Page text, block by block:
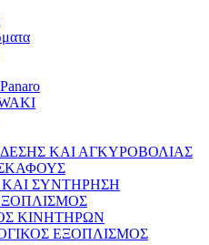
ΚΑΙ ΑΓΚΥΡΟΒΟΛΙΑΣ
ΚΑΙ ΣΥΝΤΗΡΗΣΗ
ΚΙΝΗΤΗΡΩΝ
ΕΞΟΠΛΙΣΜΟΣ